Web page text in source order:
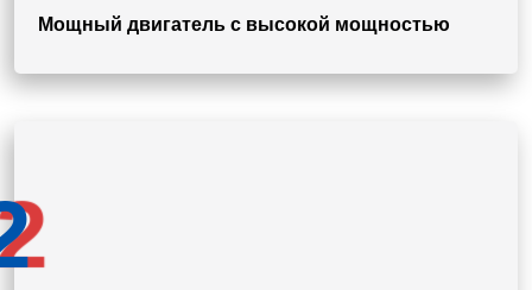
Мощный двигатель с высокой мощностью